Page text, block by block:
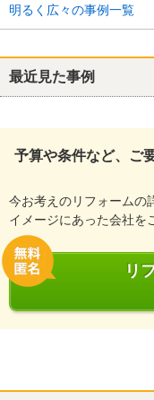
明るく広々の事例一覧
最近見た事例
予算や条件など、ご
今お考えのリフォームの
イメージにあった会社を
リ
他の箇所を見る